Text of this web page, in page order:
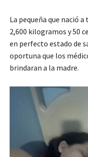
La pequeña que nació
2,600 kilogramos y 50
en perfecto estado de
oportuna que los
brindaran a la madre.